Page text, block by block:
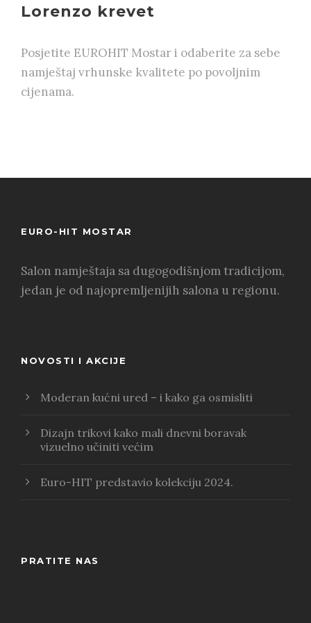
Lorenzo krevet
Posjetite EUROHIT Mostar i odaberite za sebe
namještaj vrhunske kvalitete po povoljnim
cijenama.
EURO-HIT MOSTAR
Salon namještaja sa dugogodišnjom tradicijom,
jedan je od najopremljenijih salona u regionu.
NOVOSTI I AKCIJE
Moderan kućni ured – i kako ga osmisliti
Dizajn trikovi kako mali dnevni boravak
vizuelno učiniti većim
Euro-HIT predstavio kolekciju 2024.
PRATITE NAS